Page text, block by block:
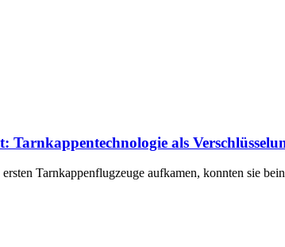
als
Tarnkappenflugzeuge aufkamen, konnten sie